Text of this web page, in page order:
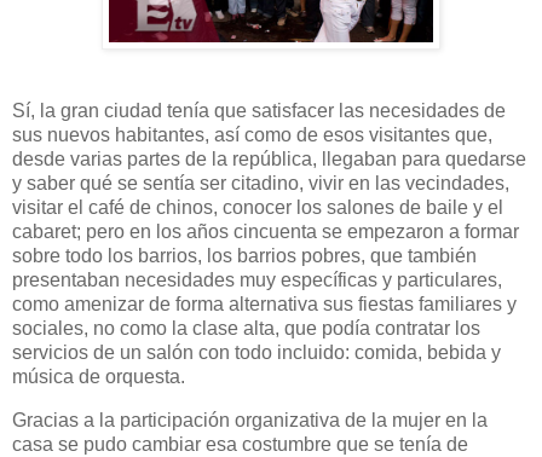
Sí, la gran ciudad tenía que satisfacer las necesidades de
sus nuevos habitantes, así como de esos visitantes que,
desde varias partes de la república, llegaban para quedarse
y saber qué se sentía ser citadino, vivir en las vecindades,
visitar el café de chinos, conocer los salones de baile y el
cabaret; pero en los años cincuenta se empezaron a formar
sobre todo los barrios, los barrios pobres, que también
presentaban necesidades muy específicas y particulares,
como amenizar de forma alternativa sus fiestas familiares y
sociales, no como la clase alta, que podía contratar los
servicios de un salón con todo incluido: comida, bebida y
música de orquesta.
Gracias a la participación organizativa de la mujer en la
casa se pudo cambiar esa costumbre que se tenía de